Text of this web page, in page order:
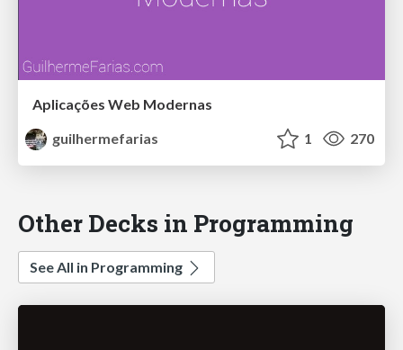
Aplicações Web Modernas
guilhermefarias
1 270
Other Decks in Programming
See All in Programming